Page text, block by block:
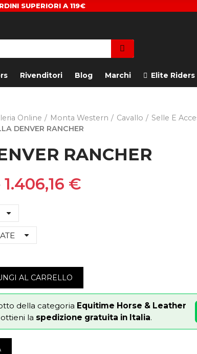
SUPERIORI A 119€
Rivenditori Blog Marchi Elite Riders
Online Monta Western Cavallo
Selle E
DENVER RANCHER
RANCHER
1.406,16 €
AL CARRELLO
della categoria Equitime Horse & Leather
la spedizione gratuita in Italia.